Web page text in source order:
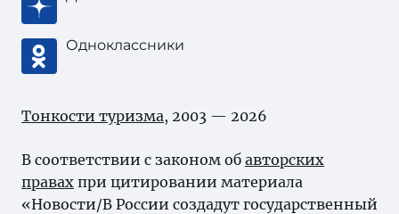
Одноклассники
Тонкости туризма, 2003 — 2026
В соответствии с законом об авторских
правах при цитировании материала
«Новости/В России создадут государственный